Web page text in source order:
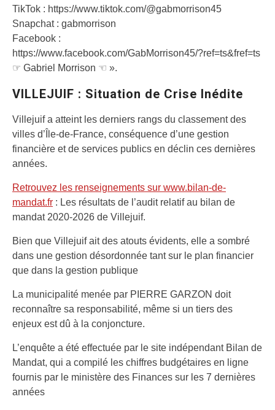
TikTok : https://www.tiktok.com/@gabmorrison45
Snapchat : gabmorrison
Facebook :
https://www.facebook.com/GabMorrison45/?ref=ts&fref=ts
☞ Gabriel Morrison ☜ ».
VILLEJUIF : Situation de Crise Inédite
Villejuif a atteint les derniers rangs du classement des
villes d’Île-de-France, conséquence d’une gestion
financière et de services publics en déclin ces dernières
années.
Retrouvez les renseignements sur www.bilan-de-
mandat.fr : Les résultats de l’audit relatif au bilan de
mandat 2020-2026 de Villejuif.
Bien que Villejuif ait des atouts évidents, elle a sombré
dans une gestion désordonnée tant sur le plan financier
que dans la gestion publique
La municipalité menée par PIERRE GARZON doit
reconnaître sa responsabilité, même si un tiers des
enjeux est dû à la conjoncture.
L’enquête a été effectuée par le site indépendant Bilan de
Mandat, qui a compilé les chiffres budgétaires en ligne
fournis par le ministère des Finances sur les 7 dernières
années